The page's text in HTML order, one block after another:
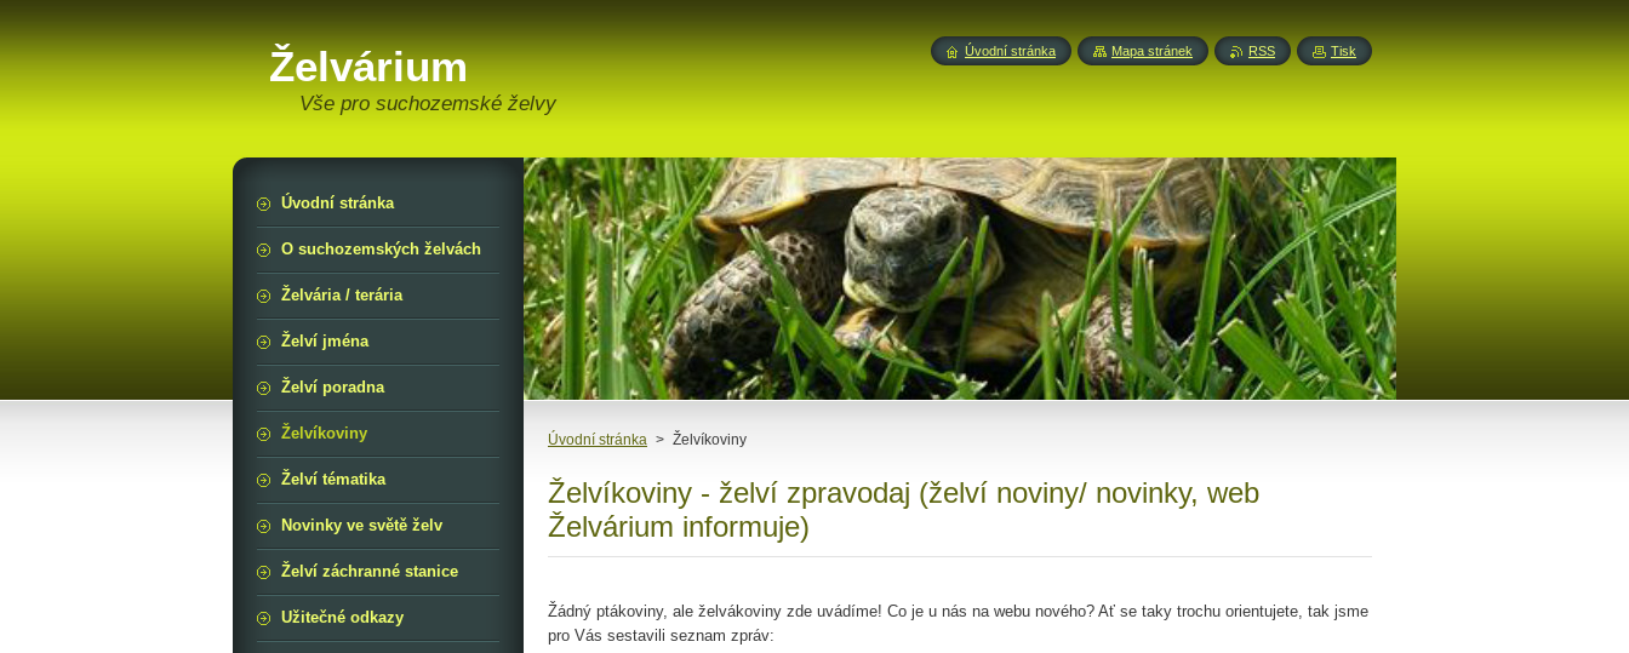
Želvárium
Vše pro suchozemské želvy
Úvodní stránka > Želvíkoviny
Želvíkoviny - želví zpravodaj (želví noviny/ novinky, web
Želvárium informuje)
Žádný ptákoviny, ale želvákoviny zde uvádíme! Co je u nás na webu nového? Ať se taky trochu orientujete, tak jsme
pro Vás sestavili seznam zpráv:
Úvodní stránka
O suchozemských želvách
Želvária / terária
Želví jména
Želví poradna
Želvíkoviny
Želví tématika
Novinky ve světě želv
Želví záchranné stanice
Užitečné odkazy
Úvodní stránka Mapa stránek RSS Tisk